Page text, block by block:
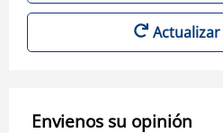
Envienos su opinión